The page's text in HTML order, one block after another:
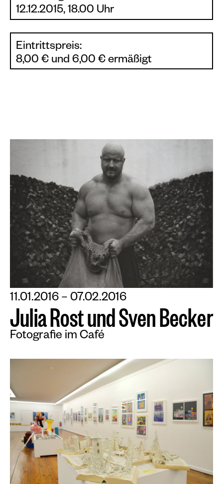
12.12.2015, 18.00 Uhr
Eintrittspreis:
8,00 € und 6,00 € ermäßigt
11.01.2016 – 07.02.2016
JuliaRostundSvenBecker
Fotografie im Café